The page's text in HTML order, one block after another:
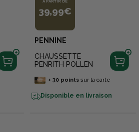
À PARTIR DE
39,99€
PENNINE
CHAUSSETTE
PENRITH POLLEN
+ 30pointssur la carte
Disponible en livraison